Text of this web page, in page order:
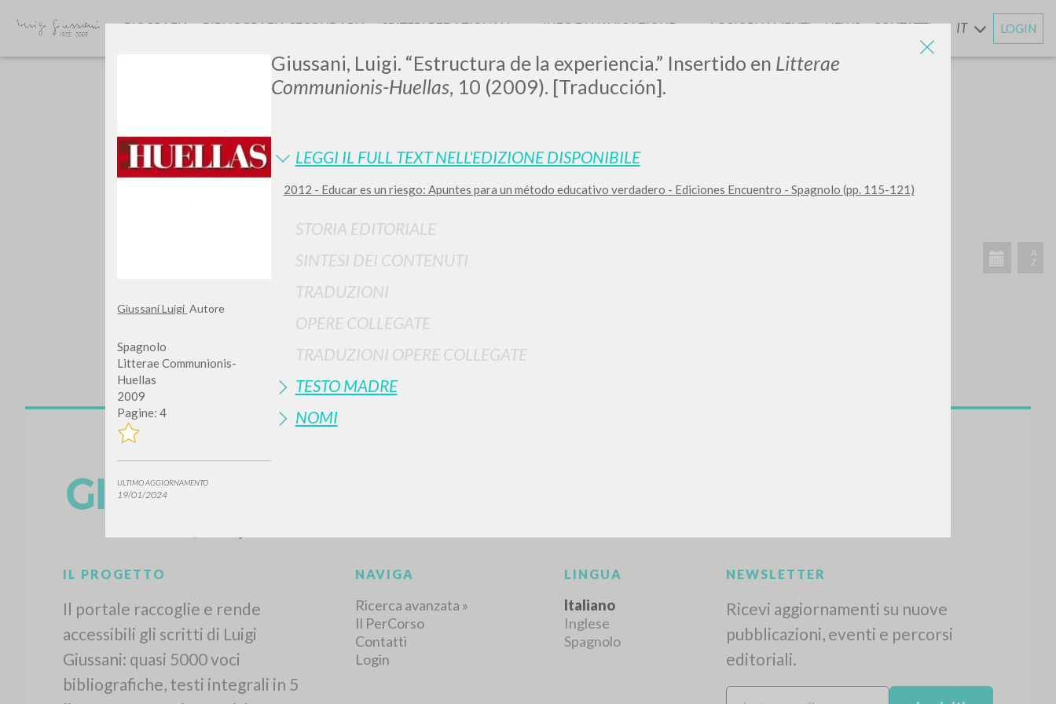
Giussani Luigi Autore
Spagnolo
Litterae Communionis-
Huellas
2009
Pagine: 4
ULTIMO AGGIORNAMENTO
19/01/2024
Giussani, Luigi. “Estructura de la experiencia.” Insertido en Litterae
Communionis-Huellas, 10 (2009). [Traducción].
LEGGI IL FULL TEXT NELL'EDIZIONE DISPONIBILE
2012 - Educar es un riesgo: Apuntes para un método educativo verdadero - Ediciones Encuentro - Spagnolo (pp. 115-121)
STORIA EDITORIALE
SINTESI DEI CONTENUTI
TRADUZIONI
OPERE COLLEGATE
TRADUZIONI OPERE COLLEGATE
TESTO MADRE
NOMI
BIOGRAFIA BIBLIOGRAFIA SECONDARIA CRITERI REDAZIONALI INFO DI NAVIGAZIONE AGGIORNAMENTIENEWS CONTATTI IT LOGIN
Vuoi risultati ancora più precisi? Utilizza laRICERCA AVANZATA »
0
Visualizza dettagli per tipologia
TIPOLOGIA OPERA LINGUA
IL PROGETTO
Il portale raccoglie e rende
NAVIGA LINGUA NEWSLETTER
Ricevi aggiornamenti su nuove